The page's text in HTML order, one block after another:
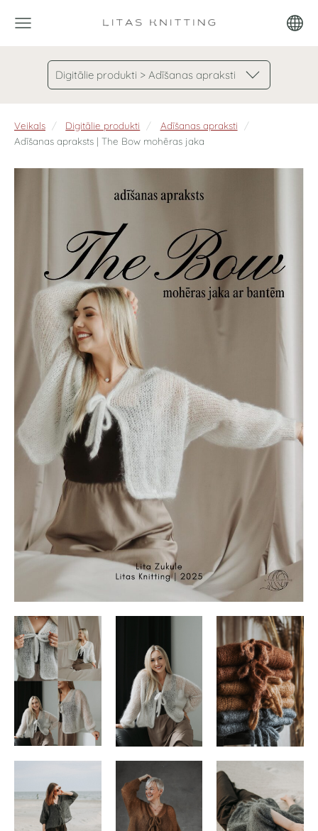
Digitālie produkti > Adīšanas apraksti
Veikals Digitālie produkti
Adīšanas apraksti
Adīšanas apraksts | The Bow mohēras jaka